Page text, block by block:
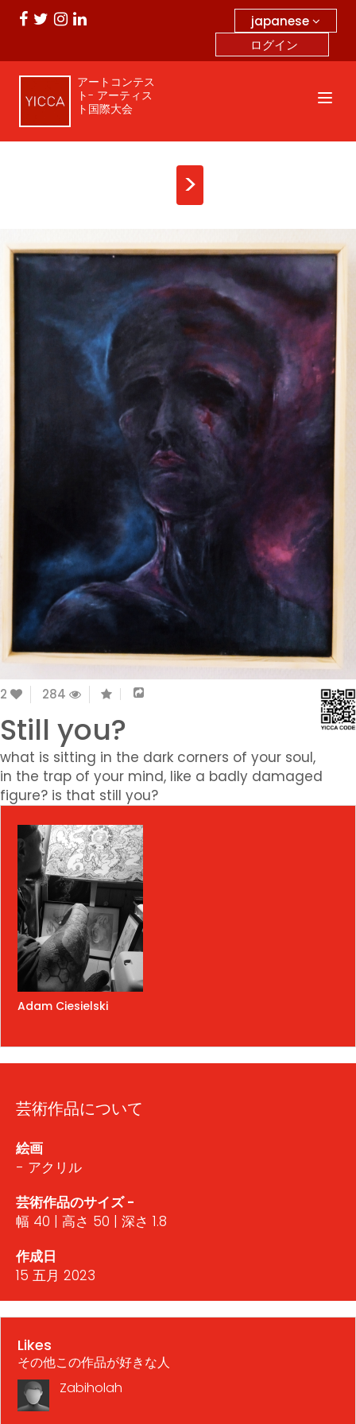
japanese
ログイン
アートコンテス
ト- アーティス
ト国際大会
>
2 284
Still you?
what is sitting in the dark corners of your soul,
in the trap of your mind, like a badly damaged
figure? is that still you?
Adam Ciesielski
芸術作品について
絵画
- アクリル
芸術作品のサイズ -
幅 40 | 高さ 50 | 深さ 1.8
作成日
15 五月 2023
Likes
その他この作品が好きな人
Zabiholah